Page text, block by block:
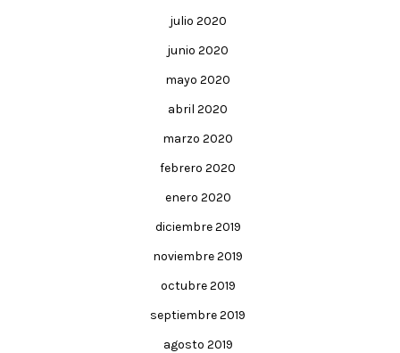
julio 2020
junio 2020
mayo 2020
abril 2020
marzo 2020
febrero 2020
enero 2020
diciembre 2019
noviembre 2019
octubre 2019
septiembre 2019
agosto 2019